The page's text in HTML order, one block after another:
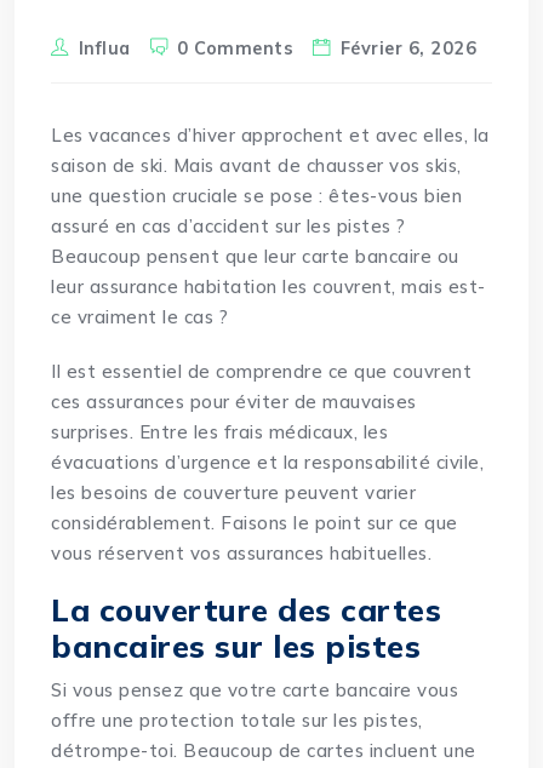
Influa 0 Comments Février 6, 2026
Les vacances d’hiver approchent et avec elles, la
saison de ski. Mais avant de chausser vos skis,
une question cruciale se pose : êtes-vous bien
assuré en cas d’accident sur les pistes ?
Beaucoup pensent que leur carte bancaire ou
leur assurance habitation les couvrent, mais est-
ce vraiment le cas ?
Il est essentiel de comprendre ce que couvrent
ces assurances pour éviter de mauvaises
surprises. Entre les frais médicaux, les
évacuations d’urgence et la responsabilité civile,
les besoins de couverture peuvent varier
considérablement. Faisons le point sur ce que
vous réservent vos assurances habituelles.
La couverture des cartes
bancaires sur les pistes
Si vous pensez que votre carte bancaire vous
offre une protection totale sur les pistes,
détrompe-toi. Beaucoup de cartes incluent une